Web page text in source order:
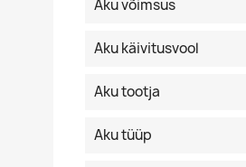
Aku võimsus
Aku käivitusvool
Aku tootja
Aku tüüp